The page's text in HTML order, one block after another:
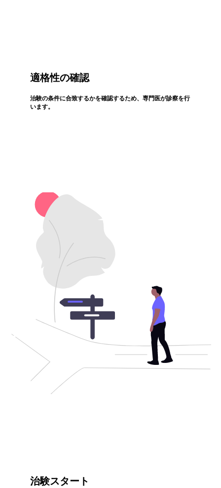
適格性の確認
治験の条件に合致するかを確認するため、専門医が診察を行
います。
治験スタート